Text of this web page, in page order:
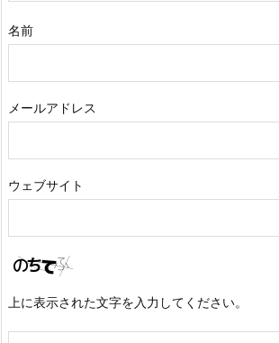
名前
メールアドレス
ウェブサイト
上に表示された文字を入力してください。